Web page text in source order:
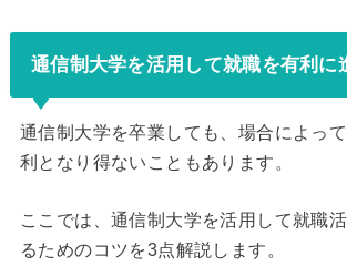
通信制大学を活用して就職を有利に
通信制大学を卒業しても、場合によっ
利となり得ないこともあります。
ここでは、通信制大学を活用して就職
るためのコツを3点解説します。